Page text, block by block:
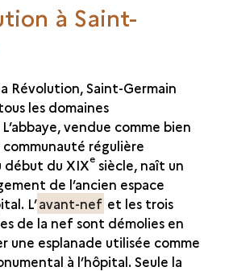
à Saint-
Révolution, Saint-Germain
les domaines
vendue comme bien
régulière
début du XIXesiècle, naît un
de l’ancien espace
L’avant-nef et les trois
de la nef sont démolies en
une esplanade utilisée comme
à l’hôpital. Seule la